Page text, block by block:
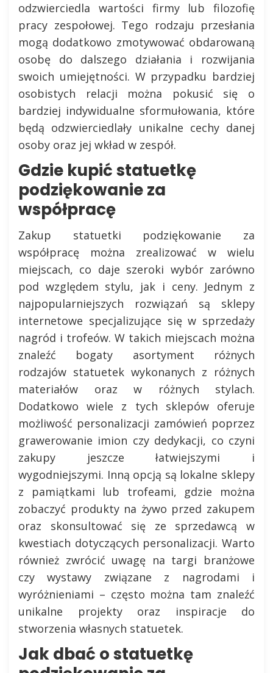
odzwierciedla wartości firmy lub filozofię
pracy zespołowej. Tego rodzaju przesłania
mogą dodatkowo zmotywować obdarowaną
osobę do dalszego działania i rozwijania
swoich umiejętności. W przypadku bardziej
osobistych relacji można pokusić się o
bardziej indywidualne sformułowania, które
będą odzwierciedlały unikalne cechy danej
osoby oraz jej wkład w zespół.
Gdzie kupić statuetkę
podziękowanie za
współpracę
Zakup statuetki podziękowanie za
współpracę można zrealizować w wielu
miejscach, co daje szeroki wybór zarówno
pod względem stylu, jak i ceny. Jednym z
najpopularniejszych rozwiązań są sklepy
internetowe specjalizujące się w sprzedaży
nagród i trofeów. W takich miejscach można
znaleźć bogaty asortyment różnych
rodzajów statuetek wykonanych z różnych
materiałów oraz w różnych stylach.
Dodatkowo wiele z tych sklepów oferuje
możliwość personalizacji zamówień poprzez
grawerowanie imion czy dedykacji, co czyni
zakupy jeszcze łatwiejszymi i
wygodniejszymi. Inną opcją są lokalne sklepy
z pamiątkami lub trofeami, gdzie można
zobaczyć produkty na żywo przed zakupem
oraz skonsultować się ze sprzedawcą w
kwestiach dotyczących personalizacji. Warto
również zwrócić uwagę na targi branżowe
czy wystawy związane z nagrodami i
wyróżnieniami – często można tam znaleźć
unikalne projekty oraz inspiracje do
stworzenia własnych statuetek.
Jak dbać o statuetkę